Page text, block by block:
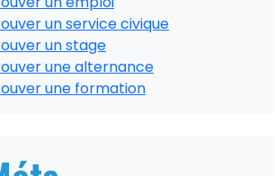
un service civique
un stage
une alternance
une formation